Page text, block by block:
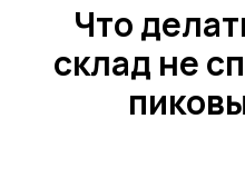
Что
склад не